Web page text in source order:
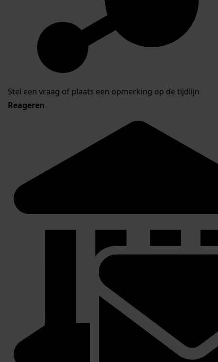
Stel een vraag of plaats een opmerking op de tijdlijn
Reageren